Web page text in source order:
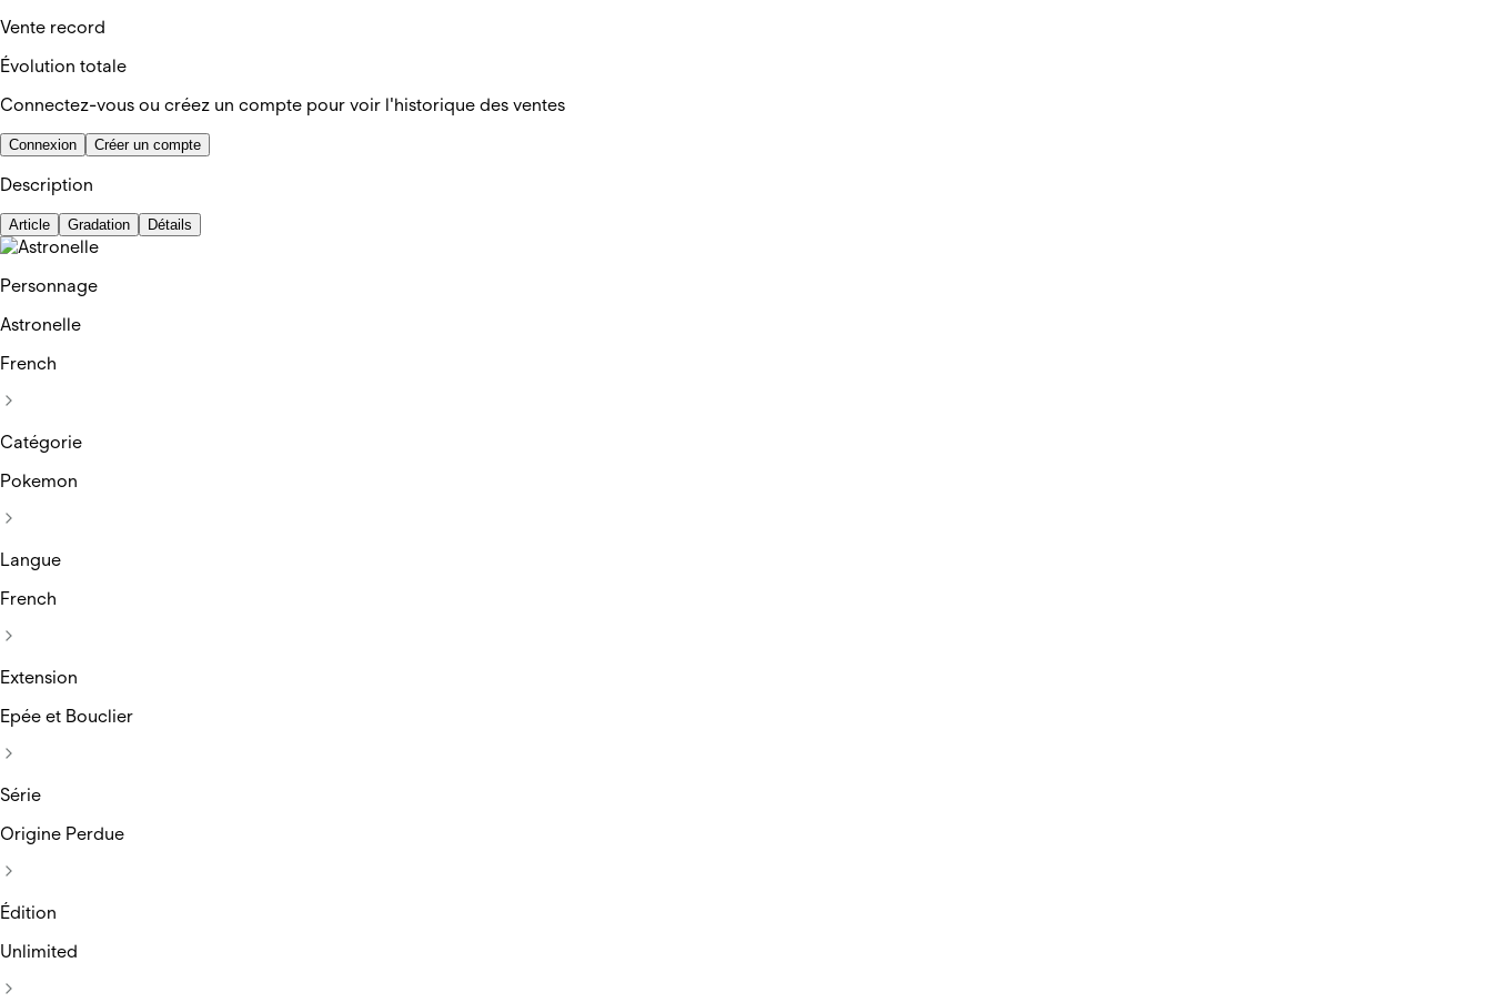
Vente record
Évolution totale
Connectez-vous ou créez un compte pour voir l'historique des ventes
Connexion Créer un compte
Description
Article Gradation Détails
Personnage
Astronelle
French
Catégorie
Pokemon
Langue
French
Extension
Epée et Bouclier
Série
Origine Perdue
Édition
Unlimited